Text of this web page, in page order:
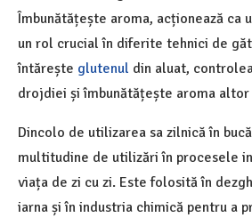
Îmbunătățește aroma, acționează ca
un rol crucial în diferite tehnici de
întărește glutenul din aluat,
drojdiei și îmbunătățește aroma
Dincolo de utilizarea sa zilnică în
multitudine de utilizări în procesele
viața de zi cu zi. Este folosită în
iarna și în industria chimică pentru a